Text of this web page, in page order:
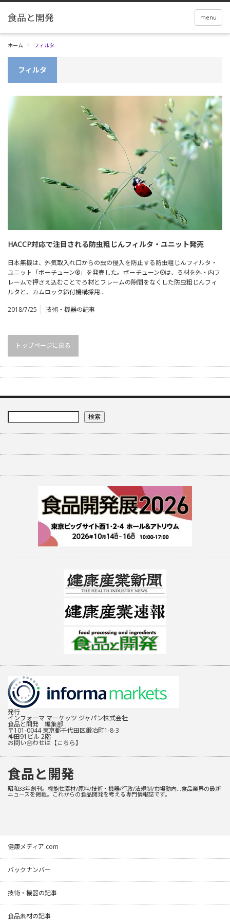
menu
ホーム フィルタ
フィルタ
HACCP対応で注目される防虫粗じんフィルタ・ユニット発売
日本無機は、外気取入れ口からの虫の侵入を防止する防虫粗じんフィルタ・
ユニット「ボーチューン®」を発売した。ボーチューン®は、ろ材を外・内フ
レームで押さえ込むことでろ材とフレームの隙間をなくした防虫粗じんフィ
ルタと、カムロック締付機構採用…
2018/7/25
技術・機器の記事
トップページに戻る
検索
発行
インフォーマ マーケッツ ジャパン株式会社
食品と開発 編集部
〒101-0044 東京都千代田区鍛冶町1-8-3
神田91ビル 2階
お問い合わせは 【こちら】
食品と開発
昭和33年創刊。機能性素材/原料/技術・機器/行政/法規制/市場動向…食品業界の最新
ニュースを掲載。これからの食品開発を考える専門情報誌です。
健康メディア.com
バックナンバー
技術・機器の記事
食品素材の記事